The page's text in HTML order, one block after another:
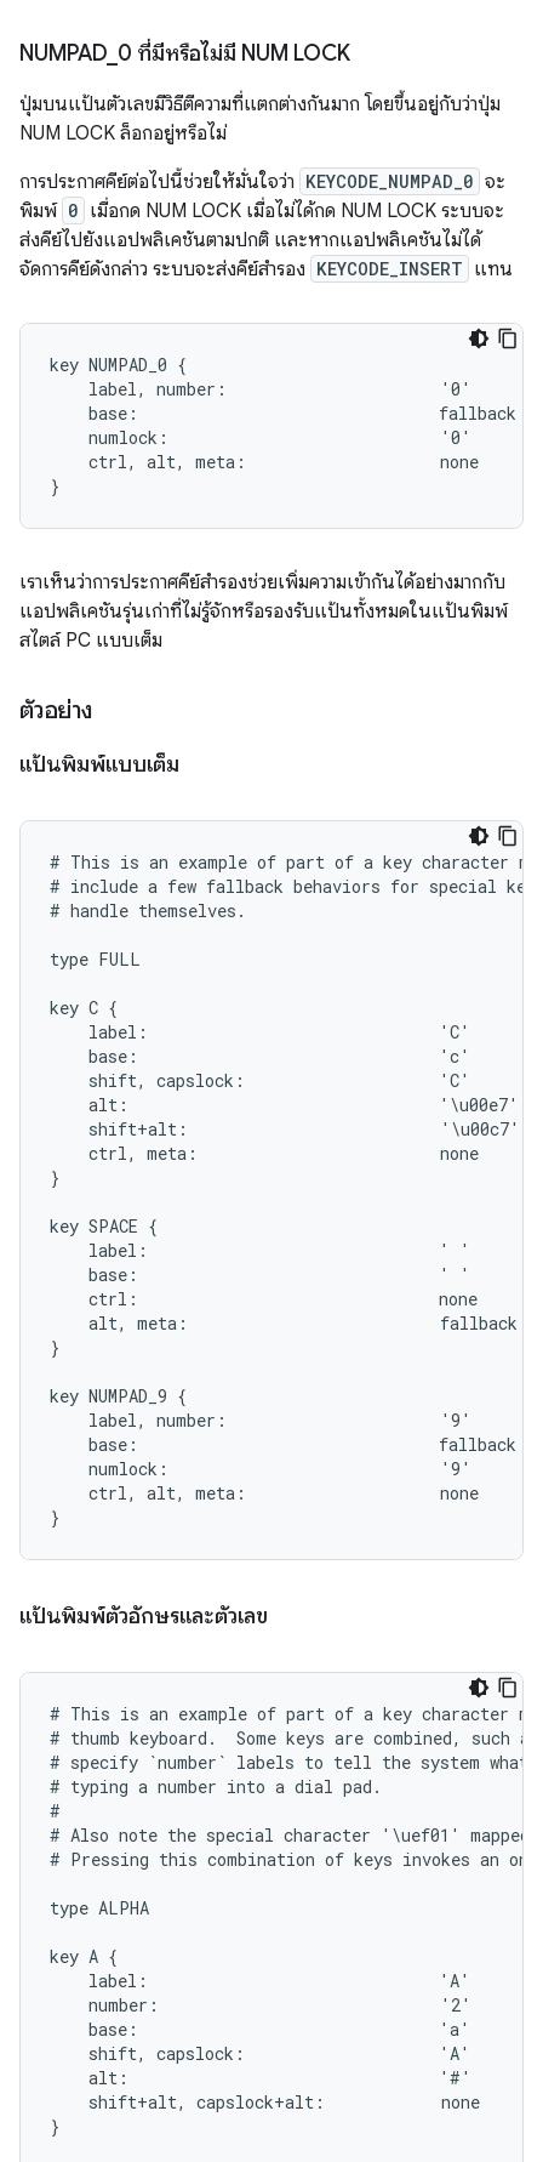
NUMPAD 0 ที่มีหรือไม่มี NUM LOCK
ปุ่มบนแป้นตัวเลขมีวิธีตีความที่แตกต่างกันมาก โดยขึ้นอยู่กับว่าปุ่ม
NUM LOCK ล็อกอยู่หรือไม่
การประกาศคีย์ต่อไปนี้ช่วยให้มั่นใจว่า KEYCODE_NUMPAD_0 จะ
พิมพ์ 0 เมื่อกด NUM LOCK เมื่อไม่ได้กด NUM LOCK ระบบจะ
ส่งคีย์ไปยังแอปพลิเคชันตามปกติ และหากแอปพลิเคชันไม่ได้
จัดการคีย์ดังกล่าว ระบบจะส่งคีย์สำรอง KEYCODE_INSERT แทน
key NUMPAD_0 {
    label, number:                      '0'
base:                               fallback
    numlock:                            '0'
    ctrl, alt, meta:                    none
เราเห็นว่าการประกาศคีย์สำรองช่วยเพิ่มความเข้ากันได้อย่างมากกับ
แอปพลิเคชันรุ่นเก่าที่ไม่รู้จักหรือรองรับแป้นทั้งหมดในแป้นพิมพ์
สไตล์ PC แบบเต็ม
ตัวอย่าง
แป้นพิมพ์แบบเต็ม
# This is an example of part of a key character
# include a few fallback behaviors for special
# handle themselves.
type FULL
key C {
    label:                              'C'
    base:                               'c'
    shift, capslock:                    'C'
    alt:                                '\u00e7'
    shift+alt:                          '\u00c7'
    ctrl, meta:                         none
}
key SPACE {
    label:                              ' '
    base:                               ' '
    ctrl:                               none
alt, meta:                          fallback
}
key NUMPAD_9 {
    label, number:                      '9'
base:                               fallback
    numlock:                            '9'
    ctrl, alt, meta:                    none
แป้นพิมพ์ตัวอักษรและตัวเลข
# This is an example of part of a key character
# thumb keyboard.  Some keys are combined, such
# specify `number` labels to tell the system what
# typing a number into a dial pad.
#
# Also note the special character '\uef01' mapped to
# Pressing this combination of keys invokes an
type ALPHA
key A {
    label:                              'A'
    number:                             '2'
    base:                               'a'
    shift, capslock:                    'A'
    alt:                                '#'
    shift+alt, capslock+alt:            none
}